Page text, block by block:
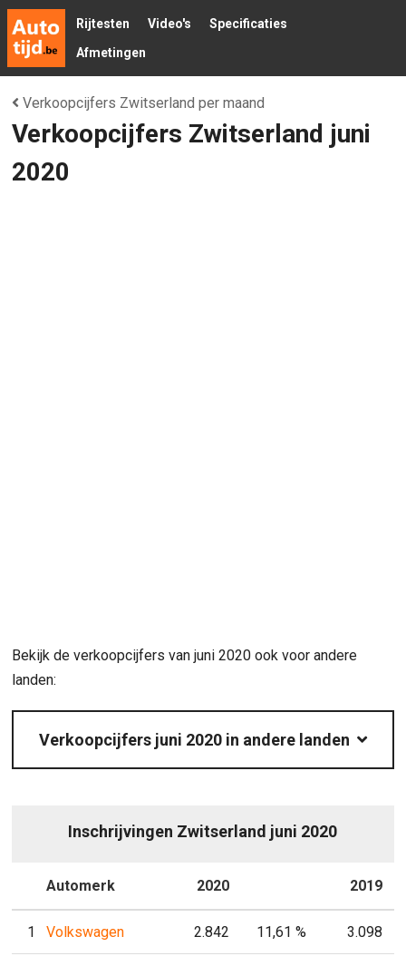
Rijtesten Video's
Specificaties
Afmetingen
Verkoopcijfers Zwitserland per maand
Verkoopcijfers Zwitserland juni
2020
Bekijk de verkoopcijfers van juni 2020 ook voor andere
landen:
Verkoopcijfers juni 2020 in andere landen
Inschrijvingen Zwitserland juni 2020
Automerk 2020 2019
1 Volkswagen 2.842 11,61 % 3.098